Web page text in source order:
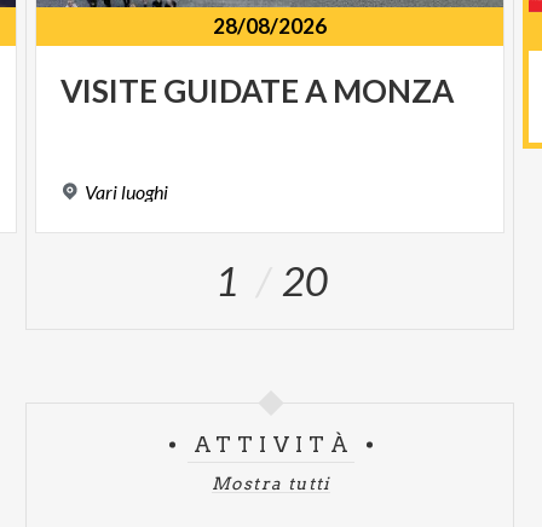
28/08/2026
VISITE GUIDATEA MONZA
Vari luoghi
1 20
ATTIVITÀ
Mostra tutti